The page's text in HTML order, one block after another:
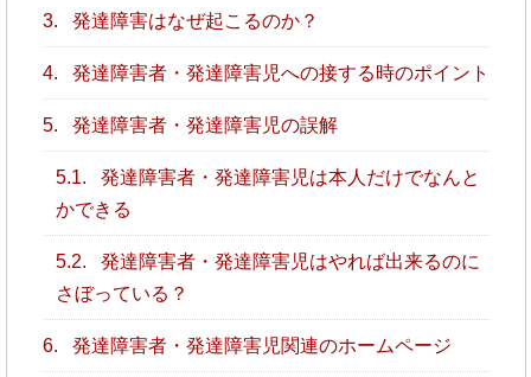
3. 発達障害はなぜ起こるのか？
4. 発達障害者・発達障害児への接する時のポイント
5. 発達障害者・発達障害児の誤解
5.1.
発達障害者・発達障害児は本人だけでなんと
かできる
5.2.
発達障害者・発達障害児はやれば出来るのに
さぼっている？
6. 発達障害者・発達障害児関連のホームページ